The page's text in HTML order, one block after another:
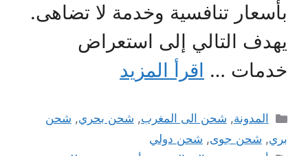
بأسعار تنافسية وخدمة لا تضاهى.
يهدف التالي إلى استعراض
خدمات … اقرأ المزيد
التصنيفات
المدونة, شحن الى المغرب, شحن بحري, شحن
بري, شحن جوى, شحن دولي